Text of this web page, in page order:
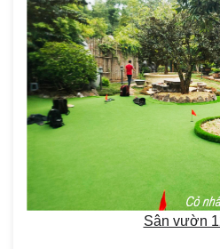
Sân vườn